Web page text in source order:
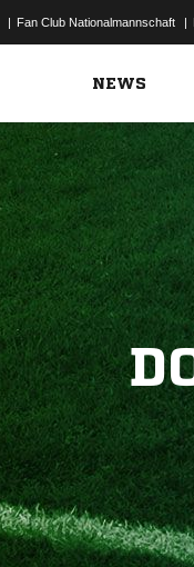
| Fan Club Nationalmannschaft |
NEWS